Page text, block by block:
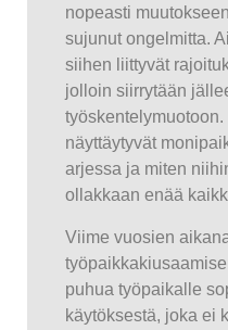
nopeasti
sujunut ongelmitta.
siihen liittyvät
jolloin siirrytään
näyttäytyvät
arjessa ja miten
ollakkaan enää
Viime vuosien
puhua työpaikalle
käytöksestä, joka ei